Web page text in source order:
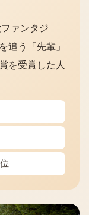
ァンタジ
追う「先輩」
を受賞した人